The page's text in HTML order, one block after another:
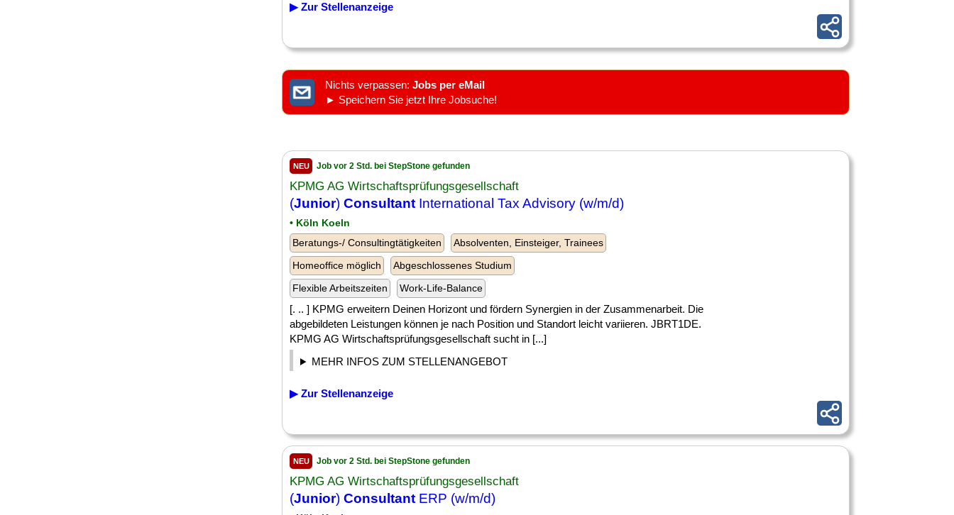
▶ Zur Stellenanzeige
Nichts verpassen: Jobs per eMail
► Speichern Sie jetzt Ihre Jobsuche!
NEU Job vor 2 Std. bei StepStone gefunden
KPMG AG Wirtschaftsprüfungsgesellschaft
(Junior) Consultant International Tax Advisory (w/m/d)
• Köln Koeln
Beratungs-/ Consultingtätigkeiten
Absolventen, Einsteiger, Trainees
Homeoffice möglich
Abgeschlossenes Studium
Flexible Arbeitszeiten
Work-Life-Balance
[. .. ] KPMG erweitern Deinen Horizont und fördern Synergien in der Zusammenarbeit. Die
abgebildeten Leistungen können je nach Position und Standort leicht variieren. JBRT1DE.
KPMG AG Wirtschaftsprüfungsgesellschaft sucht in [...]
MEHR INFOS ZUM STELLENANGEBOT
▶ Zur Stellenanzeige
NEU Job vor 2 Std. bei StepStone gefunden
KPMG AG Wirtschaftsprüfungsgesellschaft
(Junior) Consultant ERP (w/m/d)